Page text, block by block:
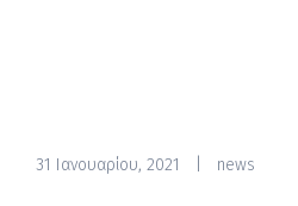
31 Ιανουαρίου, 2021 news